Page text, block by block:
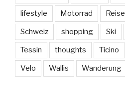
lifestyle Motorrad Reise
Schweiz shopping Ski
Tessin thoughts Ticino
Velo Wallis Wanderung